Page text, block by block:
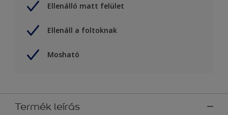
Ellenálló matt felület
Ellenáll a foltoknak
Mosható
Termék leírás